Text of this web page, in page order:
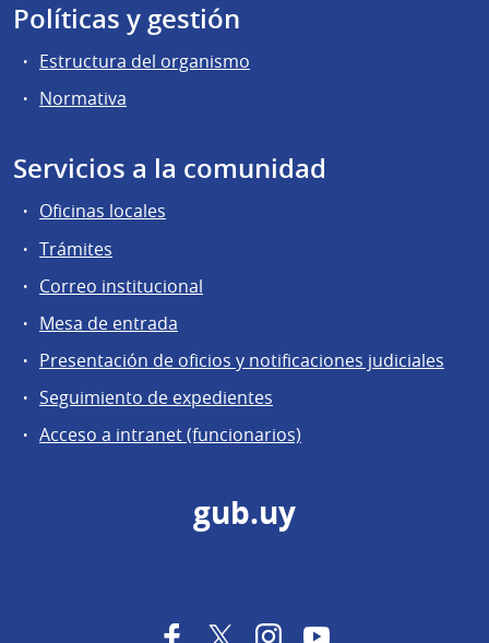
Políticas y gestión
Estructura del organismo
Normativa
Servicios a la comunidad
Oficinas locales
Trámites
Correo institucional
Mesa de entrada
Presentación de oficios y notificaciones judiciales
Seguimiento de expedientes
Acceso a intranet (funcionarios)
gub.uy
FacebookTwitterInstagramYouTube